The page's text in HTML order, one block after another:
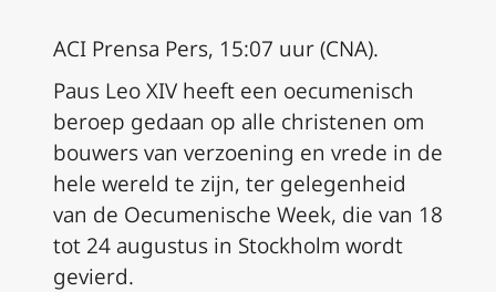
ACI Prensa Pers, 15:07 uur (CNA).
Paus Leo XIV heeft een oecumenisch
beroep gedaan op alle christenen om
bouwers van verzoening en vrede in de
hele wereld te zijn, ter gelegenheid
van de Oecumenische Week, die van 18
tot 24 augustus in Stockholm wordt
gevierd.